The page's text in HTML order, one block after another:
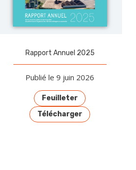
Rapport Annuel 2025
Publié le 9 juin 2026
Feuilleter
Télécharger